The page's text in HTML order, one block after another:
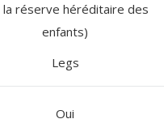
la réserve héréditaire des
enfants)
Legs
Oui